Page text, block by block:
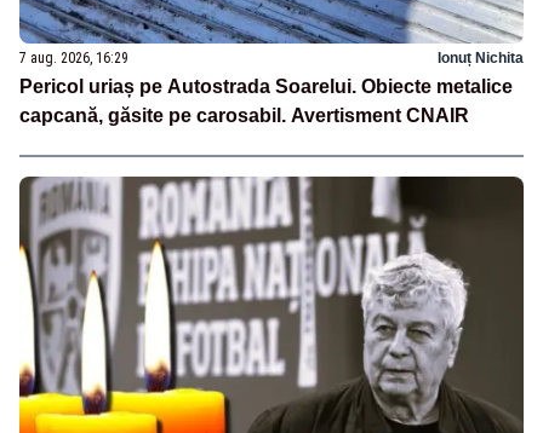
7 aug. 2026, 16:29 Ionuț Nichita
Pericol uriaș pe Autostrada Soarelui. Obiecte metalice
capcană, găsite pe carosabil. Avertisment CNAIR